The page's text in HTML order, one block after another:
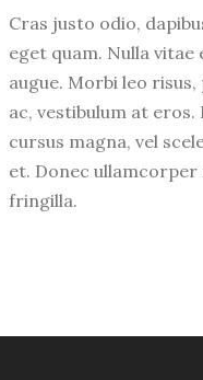
Cras justo odio,
eget quam. Nulla
augue. Morbi leo
ac, vestibulum at
cursus magna, vel
et. Donec
fringilla.